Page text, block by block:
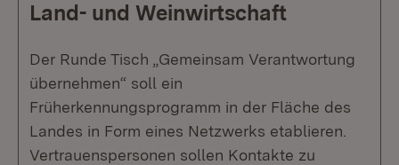
Land- und Weinwirtschaft
Der Runde Tisch „Gemeinsam Verantwortung
übernehmen“ soll ein
Früherkennungsprogramm in der Fläche des
Landes in Form eines Netzwerks etablieren.
Vertrauenspersonen sollen Kontakte zu